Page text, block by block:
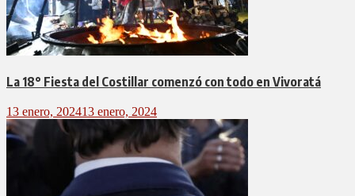
La 18° Fiesta del Costillar comenzó con todo en Vivoratá
13 enero, 202413 enero, 2024